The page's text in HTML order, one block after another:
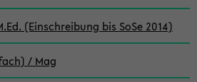
(Einschreibung bis SoSe 2014)
/ Mag